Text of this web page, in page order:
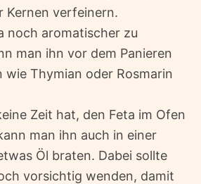
Kernen verfeinern.
noch aromatischer zu
man ihn vor dem Panieren
wie Thymian oder Rosmarin
Zeit hat, den Feta im Ofen
man ihn auch in einer
Öl braten. Dabei sollte
vorsichtig wenden, damit